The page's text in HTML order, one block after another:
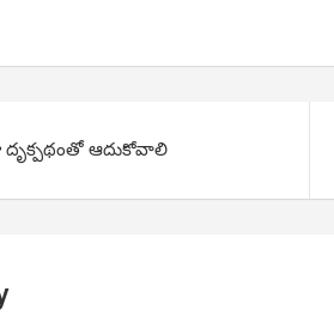
ఆదుకోవాలి